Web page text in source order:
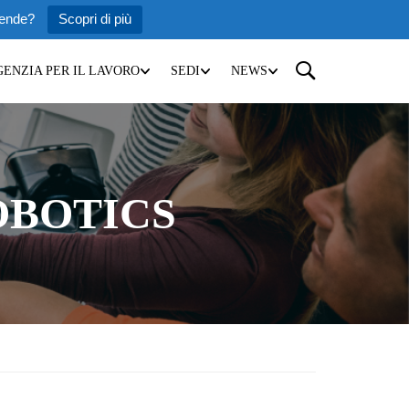
Scopri di più
PER IL LAVORO SEDI NEWS